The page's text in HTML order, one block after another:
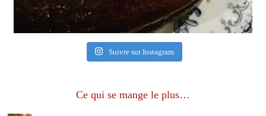
Suivre sur Instagram
Ce qui se mange le plus…